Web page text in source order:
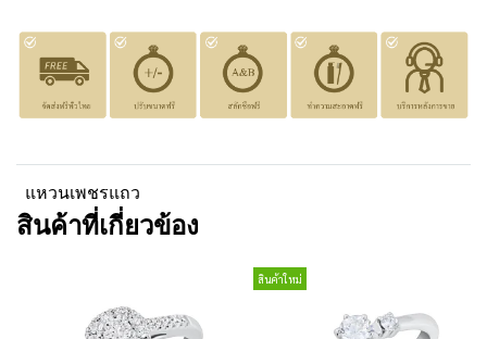
แหวนเพชรแถว
สินค้าที่เกี่ยวข้อง
สินค้าใหม่